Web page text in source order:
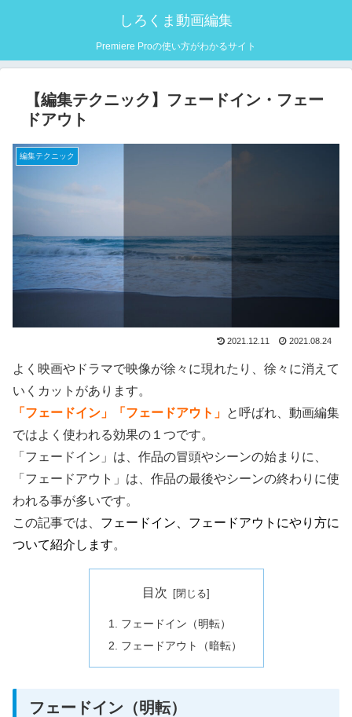
しろくま動画編集
Premiere Proの使い方がわかるサイト
【編集テクニック】フェードイン・フェー
ドアウト
編集テクニック
2021.12.11 2021.08.24
よく映画やドラマで映像が徐々に現れたり、徐々に消えて
いくカットがあります。
「フェードイン」「フェードアウト」 と呼ばれ、動画編集
ではよく使われる効果の１つです。
「フェードイン」は、作品の冒頭やシーンの始まりに、
「フェードアウト」は、作品の最後やシーンの終わりに使
われる事が多いです。
この記事では、 フェードイン、フェードアウトにやり方に
ついて紹介します。
目次
フェードイン（明転）
フェードアウト（暗転）
フェードイン（明転）